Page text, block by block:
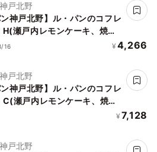
戸北野
ン神戸北野】ル・パンのコフレ
H(瀬戸内レモンケーキ、焼菓
16 ¥ 4,266
戸北野
ン神戸北野】ル・パンのコフレ
C(瀬戸内レモンケーキ、焼菓
¥ 7,128
戸北野